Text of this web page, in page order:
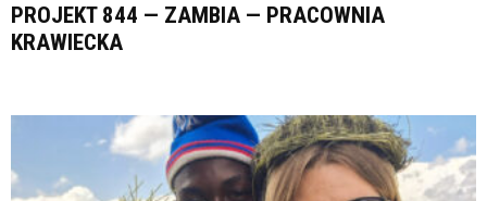
PROJEKT 844 — ZAMBIA — PRACOWNIA
KRAWIECKA